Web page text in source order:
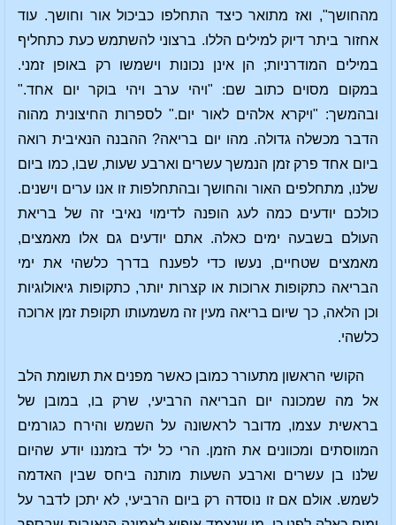
מהחושך", ואז מתואר כיצד התחלפו כביכול אור וחושך. עוד
אחזור ביתר דיוק למילים הללו. ברצוני להשתמש כעת כתחליף
במילים המודרניות; הן אינן נכונות וישמשו רק באופן זמני.
במקום מסוים כתוב שם: "ויהי ערב ויהי בוקר יום אחד."
ובהמשך: "ויקרא אלהים לאור יום." לספרות החיצונית מהוה
הדבר מכשלה גדולה. מהו יום בריאה? ההבנה הנאיבית רואה
ביום אחד פרק זמן הנמשך עשרים וארבע שעות, שבו, כמו ביום
שלנו, מתחלפים האור והחושך ובהתחלפות זו אנו ערים וישנים.
כולכם יודעים כמה לעג הופנה לדימוי נאיבי זה של בריאת
העולם בשבעה ימים כאלה. אתם יודעים גם אלו מאמצים,
מאמצים שטחיים, נעשו כדי לפענח בדרך כלשהי את ימי
הבריאה כתקופות ארוכות או קצרות יותר, כתקופות גיאולוגיות
וכן הלאה, כך שיום בריאה מעין זה משמעותו תקופת זמן ארוכה
כלשהי.
הקושי הראשון מתעורר כמובן כאשר מפנים את תשומת הלב
אל מה שמכונה יום הבריאה הרביעי, שרק בו, במובן של
בראשית עצמו, מדובר לראשונה על השמש והירח כגורמים
המווסתים ומכוונים את הזמן. הרי כל ילד בזמננו יודע שהיום
שלנו בן עשרים וארבע השעות מותנה ביחס שבין האדמה
לשמש. אולם אם זו נוסדה רק ביום הרביעי, לא יתכן לדבר על